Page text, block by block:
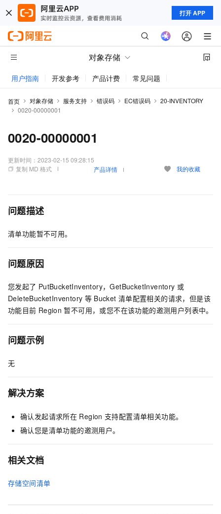
打开 APP
对象存储
用户指南 开发参考 产品计费 常见问题
首页 对象存储 服务支持 错误码 EC错误码
20-INVENTORY
0020-00000001
0020-00000001
更新时间： 2023-02-15 09:28:15
复制 MD 格式
产品详情 我的收藏
问题描述
清单功能暂不可用。
问题原因
您发起了 PutBucketInventory，GetBucketInventory 或
DeleteBucketInventory 等 Bucket 清单配置相关的请求，但是该
功能目前 Region 暂不可用，或您不在该功能的邀测用户列表中。
问题示例
无
解决方案
确认发起请求所在 Region 支持配置清单相关功能。
确认您是清单功能的邀测用户。
相关文档
存储空间清单